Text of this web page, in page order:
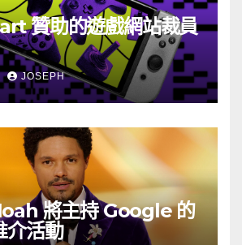
贊助的遊戲網站裁員
JOSEPH
將主持 Google 的
介活動